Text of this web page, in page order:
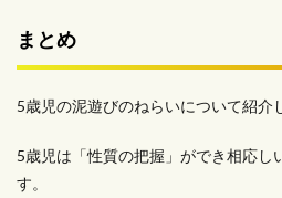
まとめ
5歳児の泥遊びのねらいについて紹介
5歳児は「性質の把握」ができ相応し
す。